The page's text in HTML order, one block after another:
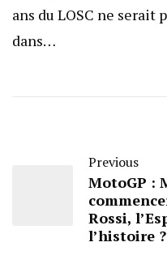
ans du LOSC ne serait
dans…
Previous
MotoGP :
Rossi,
l’histoire ?